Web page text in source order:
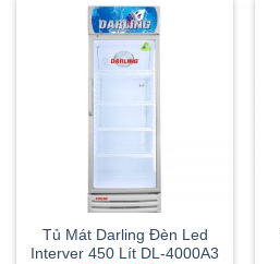
Tủ Mát Darling Đèn Led
Interver 450 Lít DL-4000A3